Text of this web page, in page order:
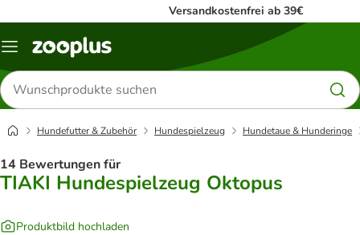
Versandkostenfrei ab 39€
Menü
Produkte
suchen
Hundefutter & Zubehör Hundespielzeug Hundetaue & Hunderinge
14 Bewertungen für
TIAKI Hundespielzeug Oktopus
Produktbild hochladen